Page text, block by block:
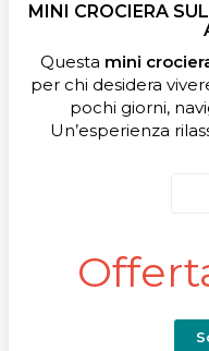
MINI CROCIERA
Questa mini
per chi desidera
pochi giorni,
Un’esperienza